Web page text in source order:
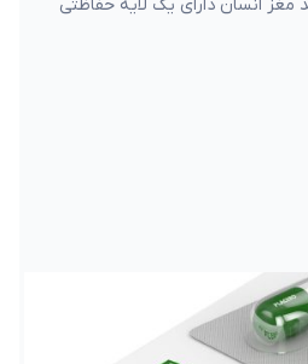
انسان دارای یک لایه حفاظتی